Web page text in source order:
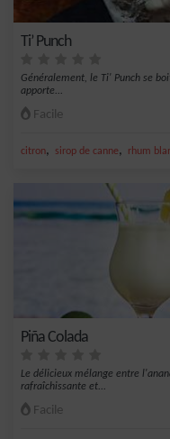
Ti’ Punch
Généralement, le Ti' Punch se
apporte...
Facile
citron, sirop de canne, rhum
Piña Colada
Le délicieux mélange entre
rafraîchissante et...
Facile